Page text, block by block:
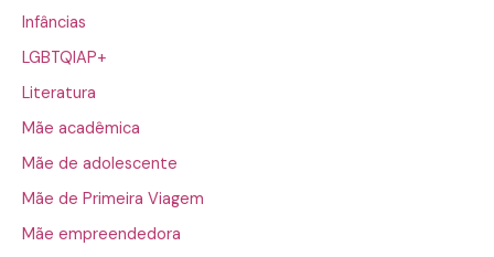
Infâncias
LGBTQIAP+
Literatura
Mãe acadêmica
Mãe de adolescente
Mãe de Primeira Viagem
Mãe empreendedora